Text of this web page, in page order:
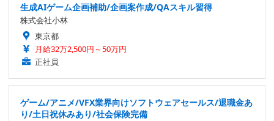
生成AIゲーム企画補助/企画案作成/QAスキル習得
株式会社小林
東京都
月給32万2,500円～50万円
正社員
ゲーム/アニメ/VFX業界向けソフトウェアセールス/退職金あ
り/土日祝休みあり/社会保険完備